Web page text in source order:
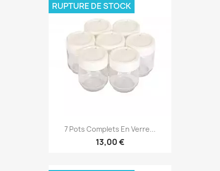
7 Pots Complets En Verre...
13,00 €
RUPTURE DE STOCK